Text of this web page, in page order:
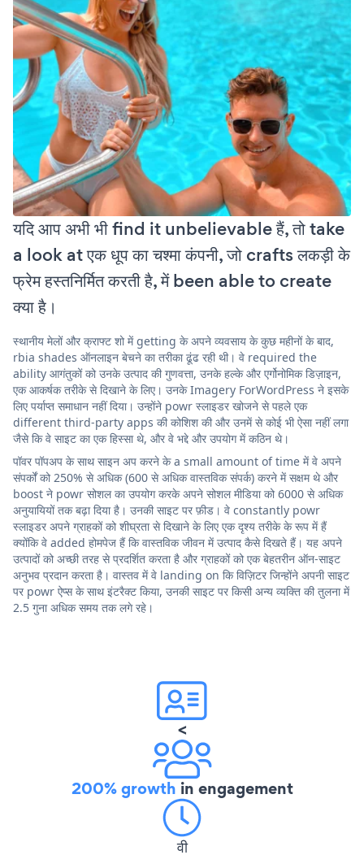
यदि आप अभी भी find it unbelievable हैं, तो take
a look at एक धूप का चश्मा कंपनी, जो crafts लकड़ी के
फ्रेम हस्तनिर्मित करती है, में been able to create
क्या है।
स्थानीय मेलों और क्राफ्ट शो में getting के अपने व्यवसाय के कुछ महीनों के बाद,
rbia shades ऑनलाइन बेचने का तरीका ढूंढ रही थी। वे required the
ability आगंतुकों को उनके उत्पाद की गुणवत्ता, उनके हल्के और एर्गोनोमिक डिज़ाइन,
एक आकर्षक तरीके से दिखाने के लिए। उनके Imagery ForWordPress ने इसके
लिए पर्याप्त समाधान नहीं दिया। उन्होंने powr स्लाइडर खोजने से पहले एक
different third-party apps की कोशिश की और उनमें से कोई भी ऐसा नहीं लगा
जैसे कि वे साइट का एक हिस्सा थे, और वे भद्दे और उपयोग में कठिन थे।
पॉवर पॉपअप के साथ साइन अप करने के a small amount of time में वे अपने
संपर्कों को 250% से अधिक (600 से अधिक वास्तविक संपर्क) करने में सक्षम थे और
boost ने powr सोशल का उपयोग करके अपने सोशल मीडिया को 6000 से अधिक
अनुयायियों तक बढ़ा दिया है। उनकी साइट पर फ़ीड। वे constantly powr
स्लाइडर अपने ग्राहकों को शीघ्रता से दिखाने के लिए एक दृश्य तरीके के रूप में हैं
क्योंकि वे added होमपेज हैं कि वास्तविक जीवन में उत्पाद कैसे दिखते हैं। यह अपने
उत्पादों को अच्छी तरह से प्रदर्शित करता है और ग्राहकों को एक बेहतरीन ऑन-साइट
अनुभव प्रदान करता है। वास्तव में वे landing on कि विज़िटर जिन्होंने अपनी साइट
पर powr ऐप्स के साथ इंटरैक्ट किया, उनकी साइट पर किसी अन्य व्यक्ति की तुलना में
2.5 गुना अधिक समय तक लगे रहे।
<
200% growth in engagement
वी